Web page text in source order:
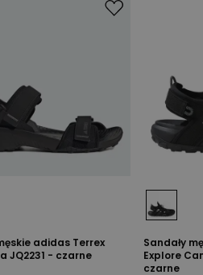
adidas Terrex
JQ2231 - czarne
Sandały
Explore
czarne